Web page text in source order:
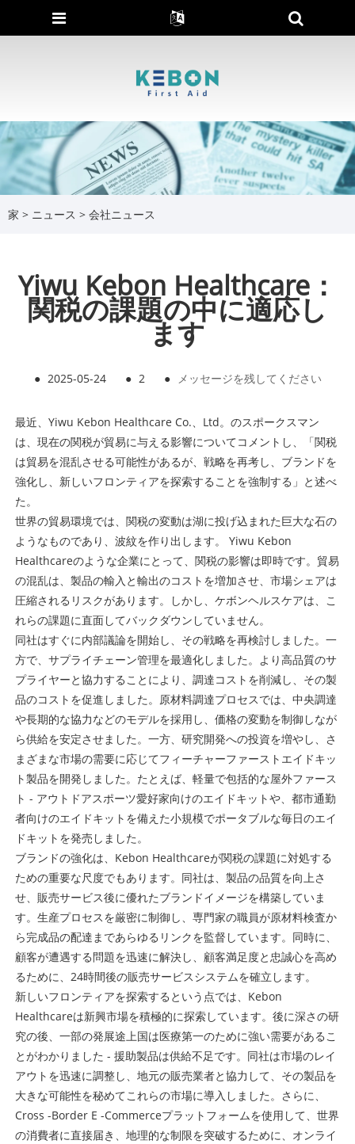
家 > ニュース > 会社ニュース
Yiwu Kebon Healthcare：
関税の課題の中に適応し
ます
● 2025-05-24 ● 2 ● メッセージを残してください
最近、Yiwu Kebon Healthcare Co.、Ltd。のスポークスマン
は、現在の関税が貿易に与える影響についてコメントし、「関税
は貿易を混乱させる可能性があるが、戦略を再考し、ブランドを
強化し、新しいフロンティアを探索することを強制する」と述べ
た。
世界の貿易環境では、関税の変動は湖に投げ込まれた巨大な石の
ようなものであり、波紋を作り出します。 Yiwu Kebon
Healthcareのような企業にとって、関税の影響は即時です。貿易
の混乱は、製品の輸入と輸出のコストを増加させ、市場シェアは
圧縮されるリスクがあります。しかし、ケボンヘルスケアは、こ
れらの課題に直面してバックダウンしていません。
同社はすぐに内部議論を開始し、その戦略を再検討しました。一
方で、サプライチェーン管理を最適化しました。より高品質のサ
プライヤーと協力することにより、調達コストを削減し、その製
品のコストを促進しました。原材料調達プロセスでは、中央調達
や長期的な協力などのモデルを採用し、価格の変動を制御しなが
ら供給を安定させました。一方、研究開発への投資を増やし、さ
まざまな市場の需要に応じてフィーチャーファーストエイドキッ
ト製品を開発しました。たとえば、軽量で包括的な屋外ファース
ト - アウトドアスポーツ愛好家向けのエイドキットや、都市通勤
者向けのエイドキットを備えた小規模でポータブルな毎日のエイ
ドキットを発売しました。
ブランドの強化は、Kebon Healthcareが関税の課題に対処する
ための重要な尺度でもあります。同社は、製品の品質を向上さ
せ、販売サービス後に優れたブランドイメージを構築していま
す。生産プロセスを厳密に制御し、専門家の職員が原材料検査か
ら完成品の配達まであらゆるリンクを監督しています。同時に、
顧客が遭遇する問題を迅速に解決し、顧客満足度と忠誠心を高め
るために、24時間後の販売サービスシステムを確立します。
新しいフロンティアを探索するという点では、Kebon
Healthcareは新興市場を積極的に探索しています。後に深さの研
究の後、一部の発展途上国は医療第一のために強い需要があるこ
とがわかりました - 援助製品は供給不足です。同社は市場のレイ
アウトを迅速に調整し、地元の販売業者と協力して、その製品を
大きな可能性を秘めてこれらの市場に導入しました。さらに、
Cross -Border E -Commerceプラットフォームを使用して、世界
の消費者に直接届き、地理的な制限を突破するために、オンライ